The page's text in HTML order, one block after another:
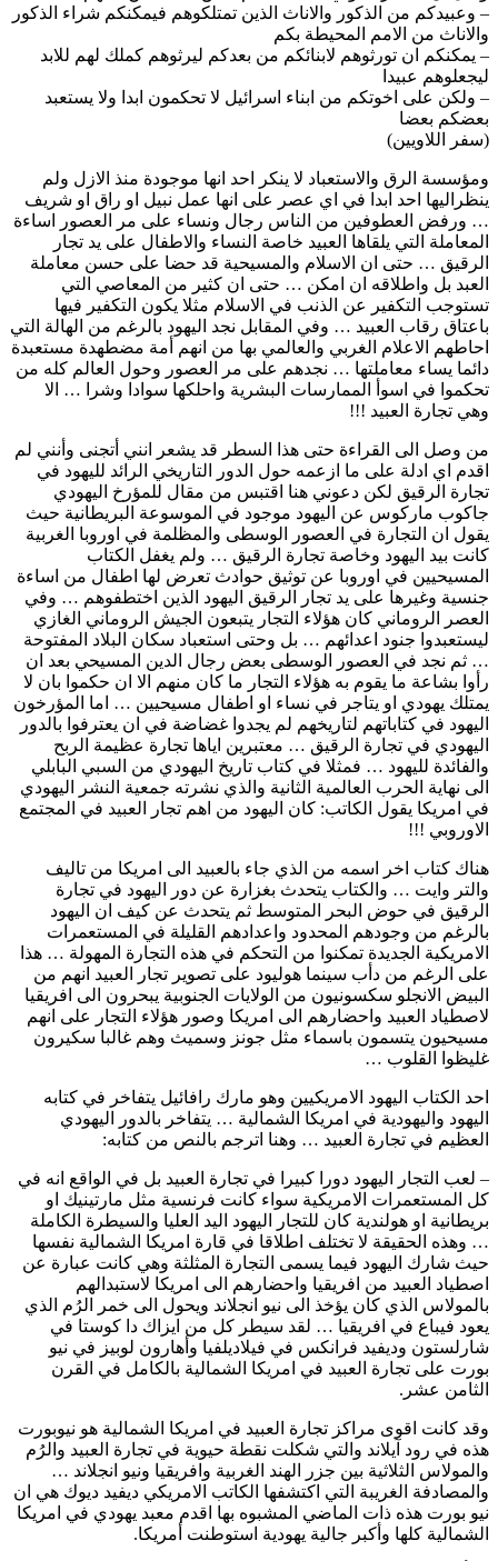
– وعبيدكم من الذكور والاناث الذين تمتلكوهم فيمكنكم شراء الذكور
والاناث من الامم المحيطة بكم
– يمكنكم ان تورثوهم لابنائكم من بعدكم ليرثوهم كملك لهم للابد
ليجعلوهم عبيدا
– ولكن على اخوتكم من ابناء اسرائيل لا تحكمون ابدا ولا يستعبد
بعضكم بعضا
(سفر اللاويين)
ومؤسسة الرق والاستعباد لا ينكر احد انها موجودة منذ الازل ولم
ينظراليها احد ابدا في اي عصر على انها عمل نبيل او راق او شريف
… ورفض العطوفين من الناس رجال ونساء على مر العصور اساءة
المعاملة التي يلقاها العبيد خاصة النساء والاطفال على يد تجار
الرقيق … حتى ان الاسلام والمسيحية قد حضا على حسن معاملة
العبد بل واطلاقه ان امكن … حتى ان كثير من المعاصي التي
تستوجب التكفير عن الذنب في الاسلام مثلا يكون التكفير فيها
باعتاق رقاب العبيد … وفي المقابل نجد اليهود بالرغم من الهالة التي
احاطهم الاعلام الغربي والعالمي بها من انهم أمة مضطهدة مستعبدة
دائما يساء معاملتها … نجدهم على مر العصور وحول العالم كله من
تحكموا في اسوأ الممارسات البشرية واحلكها سوادا وشرا … الا
وهي تجارة العبيد !!!
من وصل الى القراءة حتى هذا السطر قد يشعر انني أتجنى وأنني لم
اقدم اي ادلة على ما ازعمه حول الدور التاريخي الرائد لليهود في
تجارة الرقيق لكن دعوني هنا اقتبس من مقال للمؤرخ اليهودي
جاكوب ماركوس عن اليهود موجود في الموسوعة البريطانية حيث
يقول ان التجارة في العصور الوسطى والمظلمة في اوروبا الغربية
كانت بيد اليهود وخاصة تجارة الرقيق … ولم يغفل الكتاب
المسيحيين في اوروبا عن توثيق حوادث تعرض لها اطفال من اساءة
جنسية وغيرها على يد تجار الرقيق اليهود الذين اختطفوهم … وفي
العصر الروماني كان هؤلاء التجار يتبعون الجيش الروماني الغازي
ليستعبدوا جنود اعدائهم … بل وحتى استعباد سكان البلاد المفتوحة
… ثم نجد في العصور الوسطى بعض رجال الدين المسيحي بعد ان
رأوا بشاعة ما يقوم به هؤلاء التجار ما كان منهم الا ان حكموا بان لا
يمتلك يهودي او يتاجر في نساء او اطفال مسيحيين … اما المؤرخون
اليهود في كتاباتهم لتاريخهم لم يجدوا غضاضة في ان يعترفوا بالدور
اليهودي في تجارة الرقيق … معتبرين اياها تجارة عظيمة الربح
والفائدة لليهود … فمثلا في كتاب تاريخ اليهودي من السبي البابلي
الى نهاية الحرب العالمية الثانية والذي نشرته جمعية النشر اليهودي
في امريكا يقول الكاتب: كان اليهود من اهم تجار العبيد في المجتمع
الاوروبي !!!
هناك كتاب اخر اسمه من الذي جاء بالعبيد الى امريكا من تاليف
والتر وايت … والكتاب يتحدث بغزارة عن دور اليهود في تجارة
الرقيق في حوض البحر المتوسط ثم يتحدث عن كيف ان اليهود
بالرغم من وجودهم المحدود واعدادهم القليلة في المستعمرات
الامريكية الجديدة تمكنوا من التحكم في هذه التجارة المهولة … هذا
على الرغم من دأب سينما هوليود على تصوير تجار العبيد انهم من
البيض الانجلو سكسونيون من الولايات الجنوبية يبحرون الى افريقيا
لاصطياد العبيد واحضارهم الى امريكا وصور هؤلاء التجار على انهم
مسيحيون يتسمون باسماء مثل جونز وسميث وهم غالبا سكيرون
غليظوا القلوب …
احد الكتاب اليهود الامريكيين وهو مارك رافائيل يتفاخر في كتابه
اليهود واليهودية في امريكا الشمالية … يتفاخر بالدور اليهودي
العظيم في تجارة العبيد … وهنا اترجم بالنص من كتابه:
– لعب التجار اليهود دورا كبيرا في تجارة العبيد بل في الواقع انه في
كل المستعمرات الامريكية سواء كانت فرنسية مثل مارتينيك او
بريطانية او هولندية كان للتجار اليهود اليد العليا والسيطرة الكاملة
… وهذه الحقيقة لا تختلف اطلاقا في قارة امريكا الشمالية نفسها
حيث شارك اليهود فيما يسمى التجارة المثلثة وهي كانت عبارة عن
اصطياد العبيد من افريقيا واحضارهم الى امريكا لاستبدالهم
بالمولاس الذي كان يؤخذ الى نيو انجلاند ويحول الى خمر الرُم الذي
يعود فيباع في افريقيا … لقد سيطر كل من ايزاك دا كوستا في
شارلستون وديفيد فرانكس في فيلاديلفيا وأهارون لوبيز في نيو
بورت على تجارة العبيد في امريكا الشمالية بالكامل في القرن
الثامن عشر.
وقد كانت اقوى مراكز تجارة العبيد في امريكا الشمالية هو نيوبورت
هذه في رود آيلاند والتي شكلت نقطة حيوية في تجارة العبيد والرُم
والمولاس الثلاثية بين جزر الهند الغربية وافريقيا ونيو انجلاند …
والمصادفة الغريبة التي اكتشفها الكاتب الامريكي ديفيد ديوك هي ان
نيو بورت هذه ذات الماضي المشبوه بها اقدم معبد يهودي في امريكا
الشمالية كلها وأكبر جالية يهودية استوطنت أمريكا.